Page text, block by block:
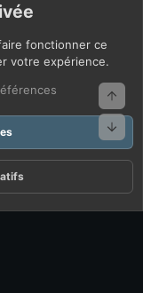
fonctionner ce
votre expérience.